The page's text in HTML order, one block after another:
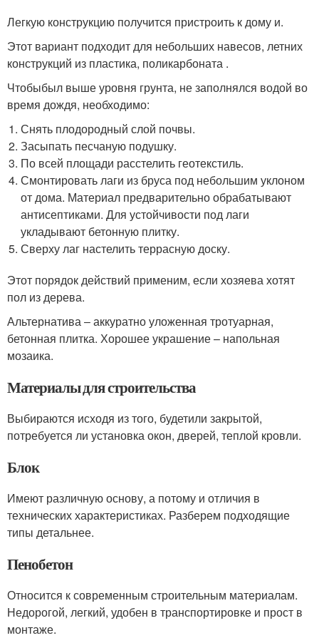
Легкую конструкцию получится пристроить к дому и.
Этот вариант подходит для небольших навесов, летних
конструкций из пластика, поликарбоната .
Чтобыбыл выше уровня грунта, не заполнялся водой во
время дождя, необходимо:
Снять плодородный слой почвы.
Засыпать песчаную подушку.
По всей площади расстелить геотекстиль.
Смонтировать лаги из бруса под небольшим уклоном
от дома. Материал предварительно обрабатывают
антисептиками. Для устойчивости под лаги
укладывают бетонную плитку.
Сверху лаг настелить террасную доску.
Этот порядок действий применим, если хозяева хотят
пол из дерева.
Альтернатива ‒ аккуратно уложенная тротуарная,
бетонная плитка. Хорошее украшение – напольная
мозаика.
Материалы для строительства
Выбираются исходя из того, будетили закрытой,
потребуется ли установка окон, дверей, теплой кровли.
Блок
Имеют различную основу, а потому и отличия в
технических характеристиках. Разберем подходящие
типы детальнее.
Пенобетон
Относится к современным строительным материалам.
Недорогой, легкий, удобен в транспортировке и прост в
монтаже.